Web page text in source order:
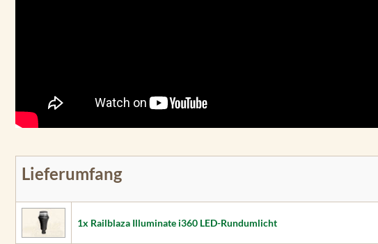
Lieferumfang
1x Railblaza Illuminate i360 LED-Rundumlicht